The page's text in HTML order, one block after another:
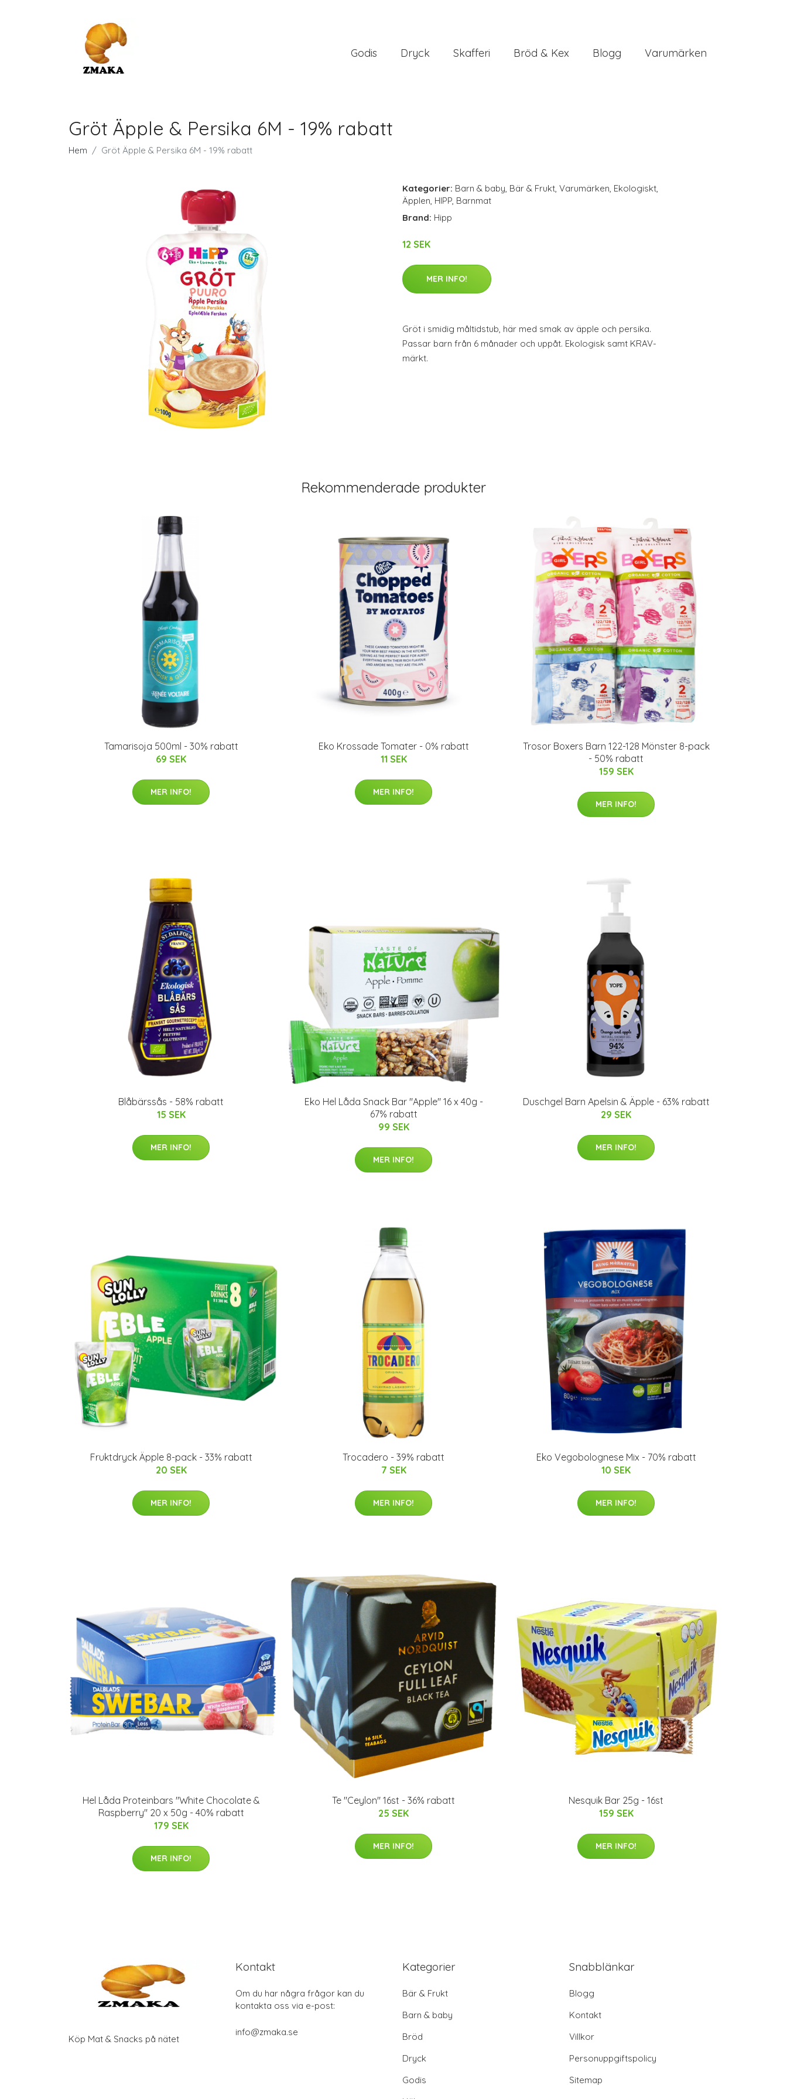
Godis Dryck Skafferi Bröd & Kex Blogg Varumärken
Gröt Äpple & Persika 6M - 19% rabatt
Hem Gröt Äpple & Persika 6M - 19% rabatt
Kategorier: Barn & baby, Bär & Frukt, Varumärken, Ekologiskt,
Äpplen, HIPP, Barnmat
Brand: Hipp
12 SEK
MER INFO!
Gröt i smidig måltidstub, här med smak av äpple och persika.
Passar barn från 6 månader och uppåt. Ekologisk samt KRAV-
märkt.
Rekommenderade produkter
Tamarisoja 500ml - 30% rabatt
69 SEK
MER INFO!
Eko Krossade Tomater - 0% rabatt
11 SEK
MER INFO!
Trosor Boxers Barn 122-128 Mönster 8-pack
- 50% rabatt
159 SEK
MER INFO!
Blåbärssås - 58% rabatt
15 SEK
MER INFO!
Eko Hel Låda Snack Bar "Apple" 16 x 40g -
67% rabatt
99 SEK
MER INFO!
Duschgel Barn Apelsin & Äpple - 63% rabatt
29 SEK
MER INFO!
Fruktdryck Äpple 8-pack - 33% rabatt
20 SEK
MER INFO!
Trocadero - 39% rabatt
7 SEK
MER INFO!
Eko Vegobolognese Mix - 70% rabatt
10 SEK
MER INFO!
Hel Låda Proteinbars "White Chocolate &
Raspberry" 20 x 50g - 40% rabatt
179 SEK
MER INFO!
Te "Ceylon" 16st - 36% rabatt
25 SEK
MER INFO!
Nesquik Bar 25g - 16st
159 SEK
MER INFO!
Köp Mat & Snacks på nätet
Kontakt
Om du har några frågor kan du
kontakta oss via e-post:
info@zmaka.se
Kategorier
Bär & Frukt
Barn & baby
Bröd
Dryck
Godis
Snabblänkar
Blogg
Kontakt
Villkor
Personuppgiftspolicy
Sitemap